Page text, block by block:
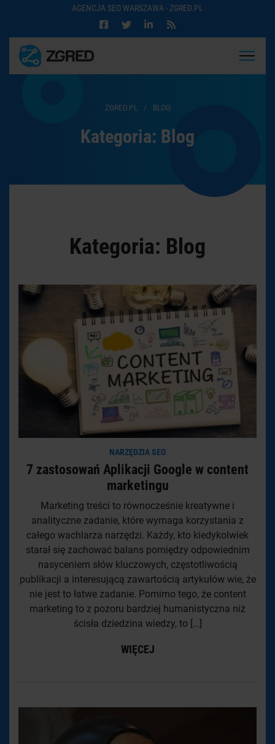
AGENCJA SEO WARSZAWA - ZGRED.PL
ZGRED.PL / BLOG
Kategoria: Blog
Kategoria: Blog
NARZĘDZIA SEO
7 zastosowań Aplikacji Google w content
marketingu
Marketing treści to równocześnie kreatywne i
analityczne zadanie, które wymaga korzystania z
całego wachlarza narzędzi. Każdy, kto kiedykolwiek
starał się zachować balans pomiędzy odpowiednim
nasyceniem słów kluczowych, częstotliwością
publikacji a interesującą zawartością artykułów wie, że
nie jest to łatwe zadanie. Pomimo tego, że content
marketing to z pozoru bardziej humanistyczna niż
ścisła dziedzina wiedzy, to […]
WIĘCEJ